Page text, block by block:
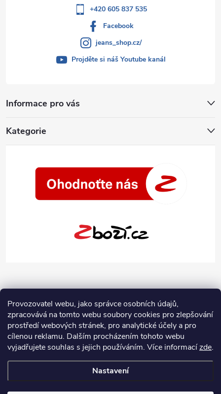
Provozovatel webu, jako správce osobních údajů,
zpracovává na tomto webu soubory cookies pro zlepšování
prostředí webových stránek, pro analytické účely a pro
cílenou reklamu. Dalším procházením tohoto webu
vyjadřujete souhlas s jejich používáním. Více informacízde.
Nastavení
Informace pro vás
Kategorie
+420 605 837 535
Facebook
jeans_shop.cz/
Projděte si náš Youtube kanál